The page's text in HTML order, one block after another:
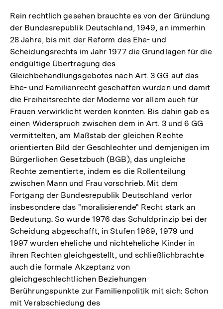
Rein rechtlich gesehen brauchte es von der Gründung
der Bundesrepublik Deutschland, 1949, an immerhin
28 Jahre, bis mit der Reform des Ehe- und
Scheidungsrechts im Jahr 1977 die Grundlagen für die
endgültige Übertragung des
Gleichbehandlungsgebotes nach Art. 3 GG auf das
Ehe- und Familienrecht geschaffen wurden und damit
die Freiheitsrechte der Moderne vor allem auch für
Frauen verwirklicht werden konnten. Bis dahin gab es
einen Widerspruch zwischen dem in Art. 3 und 6 GG
vermittelten, am Maßstab der gleichen Rechte
orientierten Bild der Geschlechter und demjenigen im
Bürgerlichen Gesetzbuch (BGB), das ungleiche
Rechte zementierte, indem es die Rollenteilung
zwischen Mann und Frau vorschrieb. Mit dem
Fortgang der Bundesrepublik Deutschland verlor
insbesondere das "moralisierende" Recht stark an
Bedeutung. So wurde 1976 das Schuldprinzip bei der
Scheidung abgeschafft, in Stufen 1969, 1979 und
1997 wurden eheliche und nichteheliche Kinder in
ihren Rechten gleichgestellt, und schließlichbrachte
auch die formale Akzeptanz von
gleichgeschlechtlichen Beziehungen
Berührungspunkte zur Familienpolitik mit sich: Schon
mit Verabschiedung des